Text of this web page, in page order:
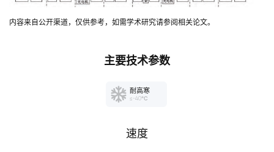
内容来自公开渠道，仅供参考，如需学术研究请参阅相关论文。
主要技术参数
耐高寒
≤-40℃
速度